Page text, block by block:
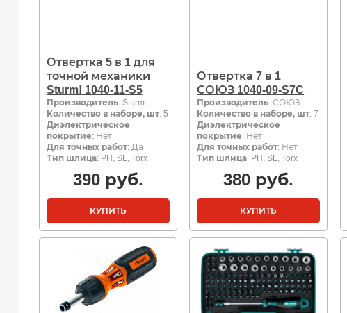
Отвертка 5 в 1 для
точной механики
Sturm! 1040-11-S5
Производитель: Sturm
Количество в наборе, шт: 5
Диэлектрическое
покрытие: Нет
Для точных работ: Да
Тип шлица: PH, SL, Torx
390руб.
КУПИТЬ
Отвертка 7 в 1
СОЮЗ 1040-09-S7C
Производитель: СОЮЗ
Количество в наборе, шт: 7
Диэлектрическое
покрытие: Нет
Для точных работ: Нет
Тип шлица: PH, SL, Torx
380 руб.
КУПИТЬ